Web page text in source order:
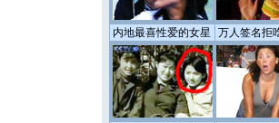
内地最喜性爱的女星 万人签名拒